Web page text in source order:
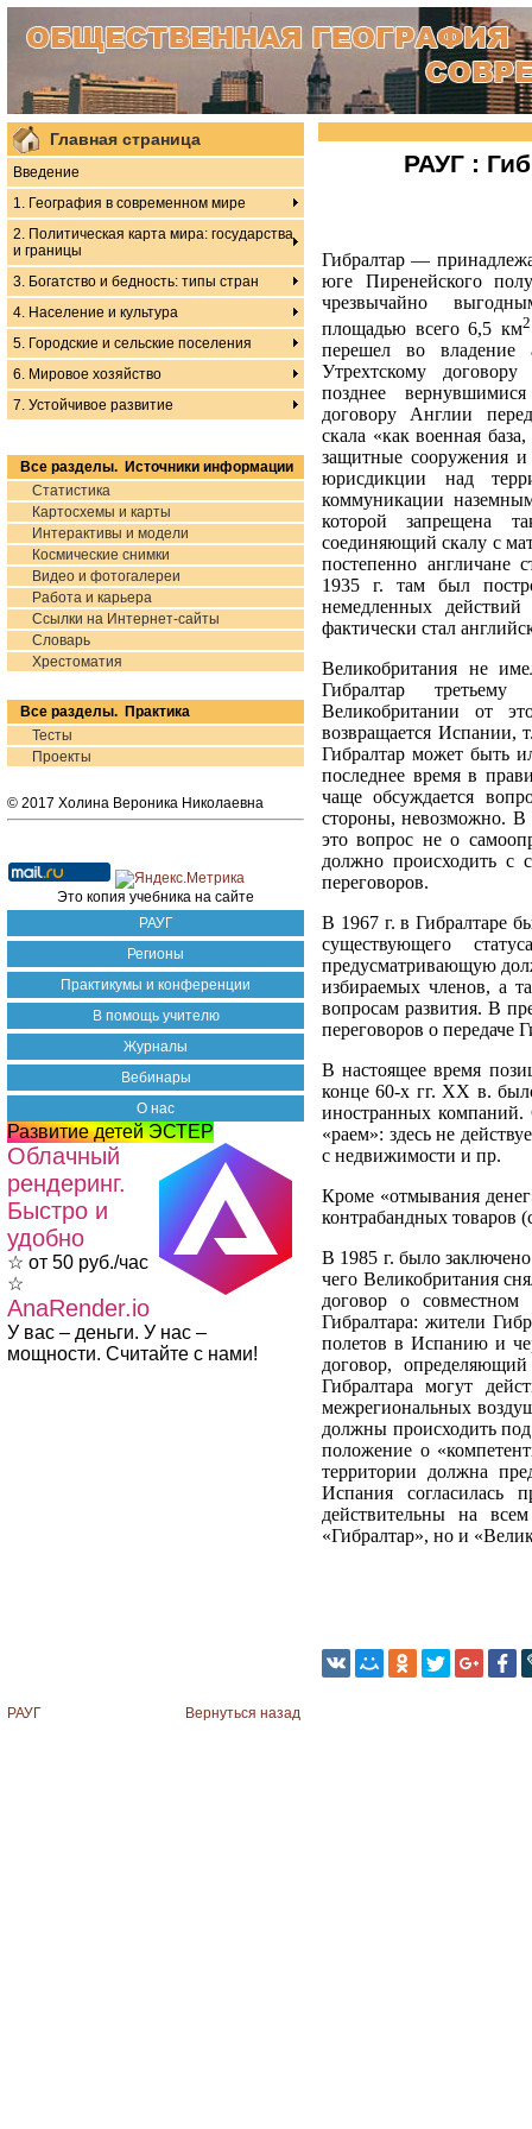
Главная страница
Введение
1. География в современном мире
2. Политическая карта мира: государства
и границы
3. Богатство и бедность: типы стран
4. Население и культура
5. Городские и сельские поселения
6. Мировое хозяйство
7. Устойчивое развитие
Все разделы. Источники информации
Статистика
Картосхемы и карты
Интерактивы и модели
Космические снимки
Видео и фотогалереи
Работа и карьера
Ссылки на Интернет-сайты
Словарь
Хрестоматия
Все разделы. Практика
Тесты
Проекты
© 2017 Холина Вероника Николаевна
Это копия учебника на сайте
РАУГ
Регионы
Практикумы и конференции
В помощь учителю
Журналы
Вебинары
О нас
Развитие детей ЭСТЕР
Облачный
рендеринг.
Быстро и
удобно
☆ от 50 руб./час
☆
AnaRender.io
У вас – деньги. У нас –
мощности. Считайте с нами!
РАУГ :
Гибралтар —
юге Пиренейского
чрезвычайно
площадью всего 6,5 км2
перешел во
Утрехтскому
позднее
договору Англии
скала «как военная
защитные сооружения и
юрисдикции над
коммуникации
которой запрещена
соединяющий скалу с
постепенно англичане
1935 г. там был
немедленных
фактически стал
Великобритания не
Гибралтар
Великобритании от
возвращается Испании,
Гибралтар может быть
последнее время в
чаще обсуждается
стороны, невозможно.
это вопрос не о
должно происходить с
переговоров.
В 1967 г. в Гибралтаре
существующего
предусматривающую
избираемых членов, а
вопросам развития. В
переговоров о передаче
В настоящее время
конце 60-х гг. XX в.
иностранных
«раем»: здесь не
с недвижимости и пр.
Кроме «отмывания
контрабандных товаров
В 1985 г. было
чего Великобритания
договор о совместном
Гибралтара: жители
полетов в Испанию и
договор,
Гибралтара могут
межрегиональных
должны происходить
положение о
территории должна
Испания согласилась
действительны на
«Гибралтар», но и
РАУГ Вернуться назад